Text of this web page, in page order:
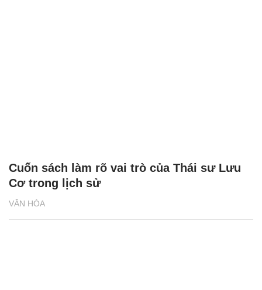
VĂN HÓA
Cuốn sách làm rõ vai trò của Thái sư Lưu
Cơ trong lịch sử